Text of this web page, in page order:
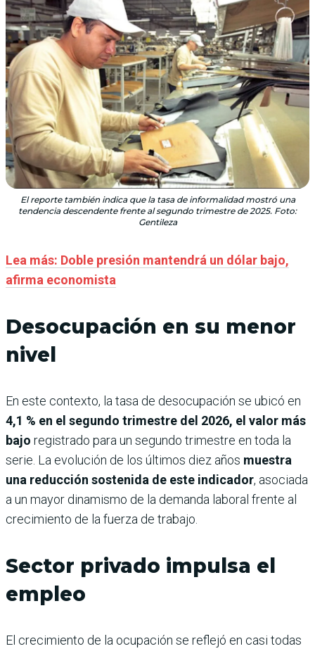
El reporte también indica que la tasa de informalidad mostró una
tendencia descendente frente al segundo trimestre de 2025. Foto:
Gentileza
Lea más: Doble presión mantendrá un dólar bajo,
afirma economista
Desocupación en su menor
nivel
En este contexto, la tasa de desocupación se ubicó en
4,1 % en el segundo trimestre del 2026, el valor más
bajo registrado para un segundo trimestre en toda la
serie. La evolución de los últimos diez años muestra
una reducción sostenida de este indicador, asociada
a un mayor dinamismo de la demanda laboral frente al
crecimiento de la fuerza de trabajo.
Sector privado impulsa el
empleo
El crecimiento de la ocupación se reflejó en casi todas